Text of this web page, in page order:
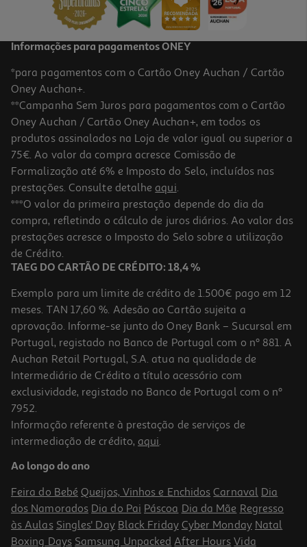
Tinteiro Compat/recicl Qilive 35866 B+cmy 20+18ml
49.99 €/un
49,99 €
Tinteiro Compativel Qilive Hp-303 Xl Cl 31097 Cmy 18ml
29.99 €/un
29,99 €
Informações para pagamentos ONEY
*para pagamentos com o Cartão Oney Auchan / Cartão
Oney Auchan+.
**Campanha Sem Juros para pagamentos com o Cartão
Oney Auchan / Cartão Oney Auchan+, em todos os
produtos assinalados na Loja de valor igual ou superior a
75€. Ao valor da compra acresce Comissão de
Formalização até 6% e Imposto do Selo, incluídos nas
prestações. Consulte detalhe aqui.
***O valor da primeira prestação depende do dia da
compra, refletindo o cálculo de juros diários. Ao valor das
prestações acresce o Imposto do Selo sobre a utilização
de Crédito.
TAEG DO CARTÃO DE CRÉDITO: 18,4 %
Exemplo para um limite de crédito de 1.500€ pago em 12
meses. TAN 17,60 %. Adesão ao Cartão sujeita a
aprovação. Informe-se junto do Oney Bank – Sucursal em
Portugal, registado no Banco de Portugal com o nº 881. A
Auchan Retail Portugal, S.A. atua na qualidade de
Intermediário de Crédito a título acessório com
exclusividade, registado no Banco de Portugal com o nº
7952.
Informação referente à prestação de serviços de
intermediação de crédito, aqui.
Ao longo do ano
Feira do Bebé Queijos, Vinhos e Enchidos Carnaval Dia
dos Namorados Dia do Pai Páscoa Dia da Mãe Regresso
às Aulas Singles' Day Black Friday Cyber Monday Natal
Boxing Days Samsung Unpacked After Hours Vida